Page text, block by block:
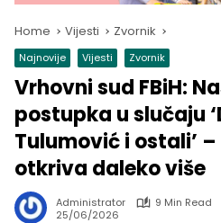
Home Vijesti Zvornik
Najnovije Vijesti Zvornik
Vrhovni sud FBiH:
postupka u slučaju
Tulumović i ostali’
otkriva daleko više
Administrator
9 Min Read
25/06/2026